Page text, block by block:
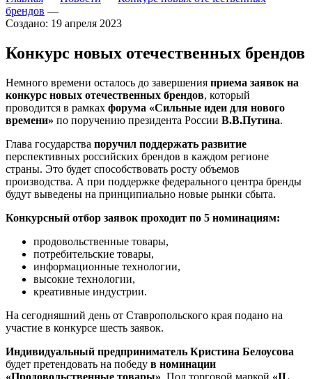
брендов —
Создано: 19 апреля 2023
Конкурс новых отечественных брендов
Немного времени осталось до завершения приема заявок на
конкурс новых отечественных брендов, который
проводится в рамках форума «Сильные идеи для нового
времени» по поручению президента России В.В.Путина.
Глава государства поручил поддержать развитие
перспективных российских брендов в каждом регионе
страны. Это будет способствовать росту объемов
производства. А при поддержке федерального центра бренды
будут выведены на принципиально новые рынки сбыта.
Конкурсный отбор заявок проходит по 5 номинациям:
продовольственные товары,
потребительские товары,
информационные технологии,
высокие технологии,
креативные индустрии.
На сегодняшний день от Ставропольского края подано на
участие в конкурсе шесть заявок.
Индивидуальный предприниматель Кристина Белоусова
будет претендовать на победу в номинации
«Продовольственные товары» . Под торговой маркой «IL